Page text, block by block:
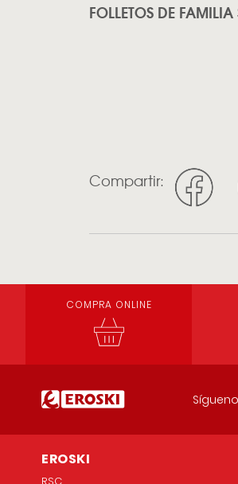
FOLLETOS DE
Compartir:
COMPRA ONLINE
EROSKI